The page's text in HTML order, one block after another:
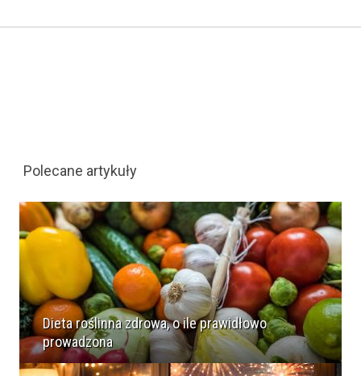
Polecane artykuły
Dieta roślinna zdrowa, o ile prawidłowo
prowadzona